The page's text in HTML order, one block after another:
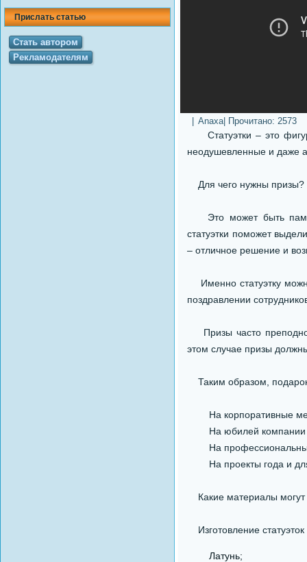
Прислать статью
Стать автором
Рекламодателям
Anaxa| Прочитано: 2573
Статуэтки – это
неодушевленные и даже
Для чего нужны призы?
Это может быть
статуэтки поможет
– отличное решение и
Именно статуэтку
поздравлении
Призы часто
этом случае призы
Таким образом, подарок
На корпоративные
На юбилей компании и
На профессиональные
На проекты года и
Какие материалы могут
Изготовление
Латунь;